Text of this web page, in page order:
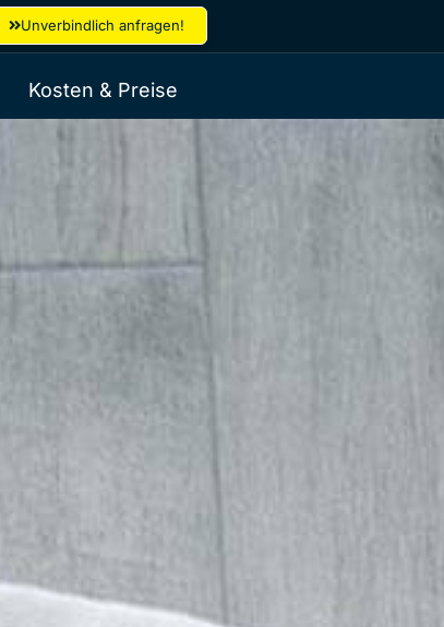
Unverbindlich anfragen!
Kosten & Preise